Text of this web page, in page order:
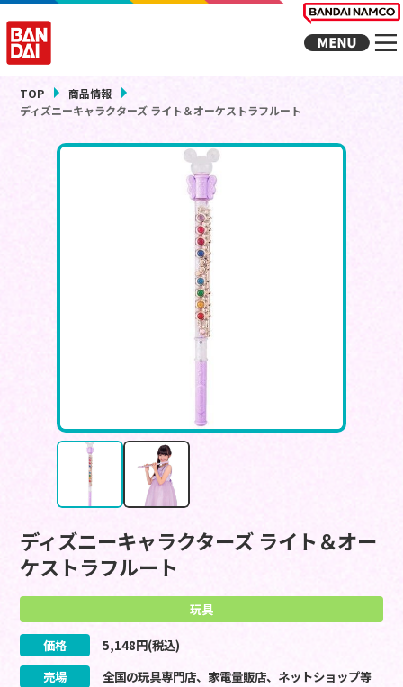
TOP
商品情報
ディズニーキャラクターズ ライト＆オーケストラフルート
ディズニーキャラクターズ ライト＆オー
ケストラフルート
玩具
価格 5,148円(税込)
売場
全国の玩具専門店、家電量販店、ネットショップ等